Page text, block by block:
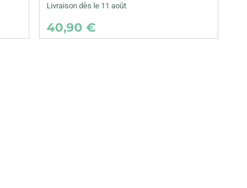
Livraison dès le 11 août
40,90 €